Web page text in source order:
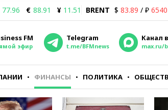
77.96 € 88.91 ¥ 11.51 BRENT $ 83.89 / ₽ 6540
FM
эфир
Telegram
t.me/BFMnews
Канал
max.ru/
ФИНАНСЫ ПОЛИТИКА